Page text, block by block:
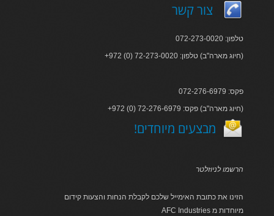
צור קשר
טלפון: 072-273-0020
+972 (0) 72-273-0020 :חיוג מארה"ב) טלפון)
פקס: 072-276-6979
+972 (0) 72-276-6979 :חיוג מארה"ב) פקס)
!מבצעים מיוחדים
הרשמו לניוזלטר
הזינו את כתובת האימייל שלכם לקבלת הנחות והצעות קידום
AFC Industries מיוחדות מ